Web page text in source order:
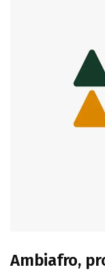
Ambiafro,